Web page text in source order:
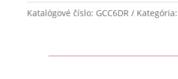
Katalógové číslo: GCC6DR Kategória: